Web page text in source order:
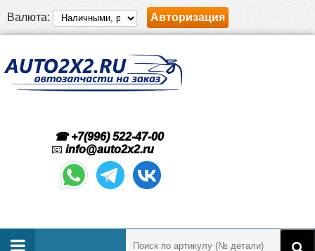
Валюта: Авторизация
☎ +7(996) 522-47-00
📧 info@auto2x2.ru